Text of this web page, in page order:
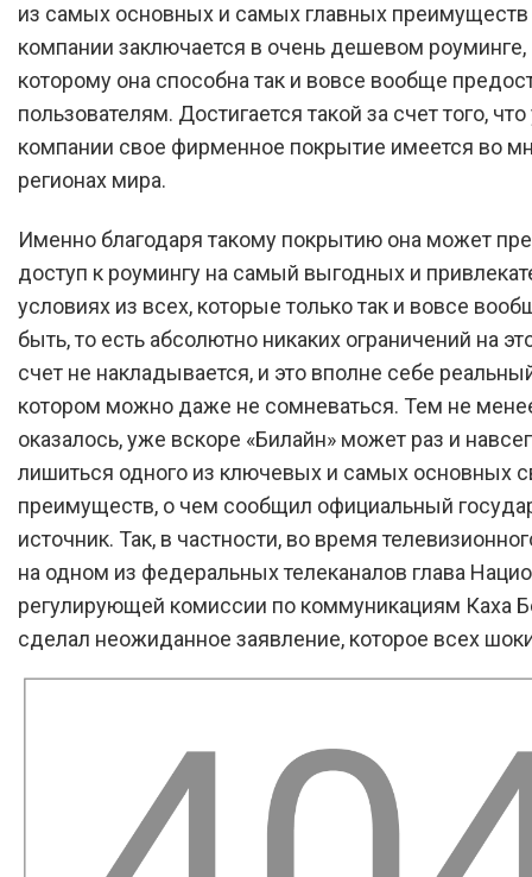
из самых основных и самых главных
компании заключается в очень дешевом роуминге,
которому она способна так и вовсе вообще
пользователям. Достигается такой за счет того,
компании свое фирменное покрытие имеется во
регионах мира.
Именно благодаря такому покрытию она может
доступ к роумингу на самый выгодных и
условиях из всех, которые только так и вовсе
быть, то есть абсолютно никаких ограничений на
счет не накладывается, и это вполне себе
котором можно даже не сомневаться. Тем не
оказалось, уже вскоре «Билайн» может раз и
лишиться одного из ключевых и самых основных
преимуществ, о чем сообщил официальный
источник. Так, в частности, во время
на одном из федеральных телеканалов глава
регулирующей комиссии по коммуникациям Каха
сделал неожиданное заявление, которое всех